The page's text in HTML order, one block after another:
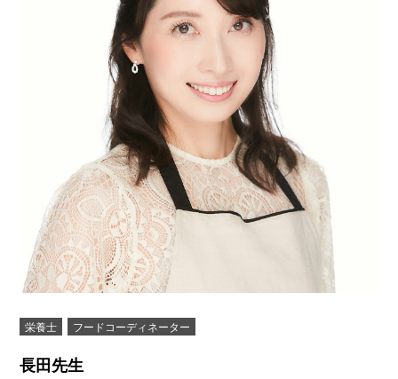
栄養士 フードコーディネーター
長田先生